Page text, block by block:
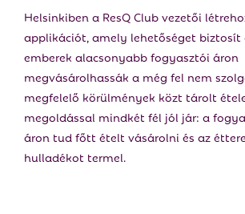
Helsinkiben a ResQ Club vezetői
applikációt, amely lehetőséget biztosít
emberek alacsonyabb fogyasztói áron
megvásárolhassák a még fel nem
megfelelő körülmények közt tárolt
megoldással mindkét fél jól jár: a
áron tud főtt ételt vásárolni és az
hulladékot termel.